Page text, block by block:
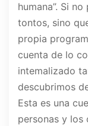
humana”. Si
tontos, sino
propia
cuenta de lo
intemalizado
descubrimos
Esta es una
personas y los